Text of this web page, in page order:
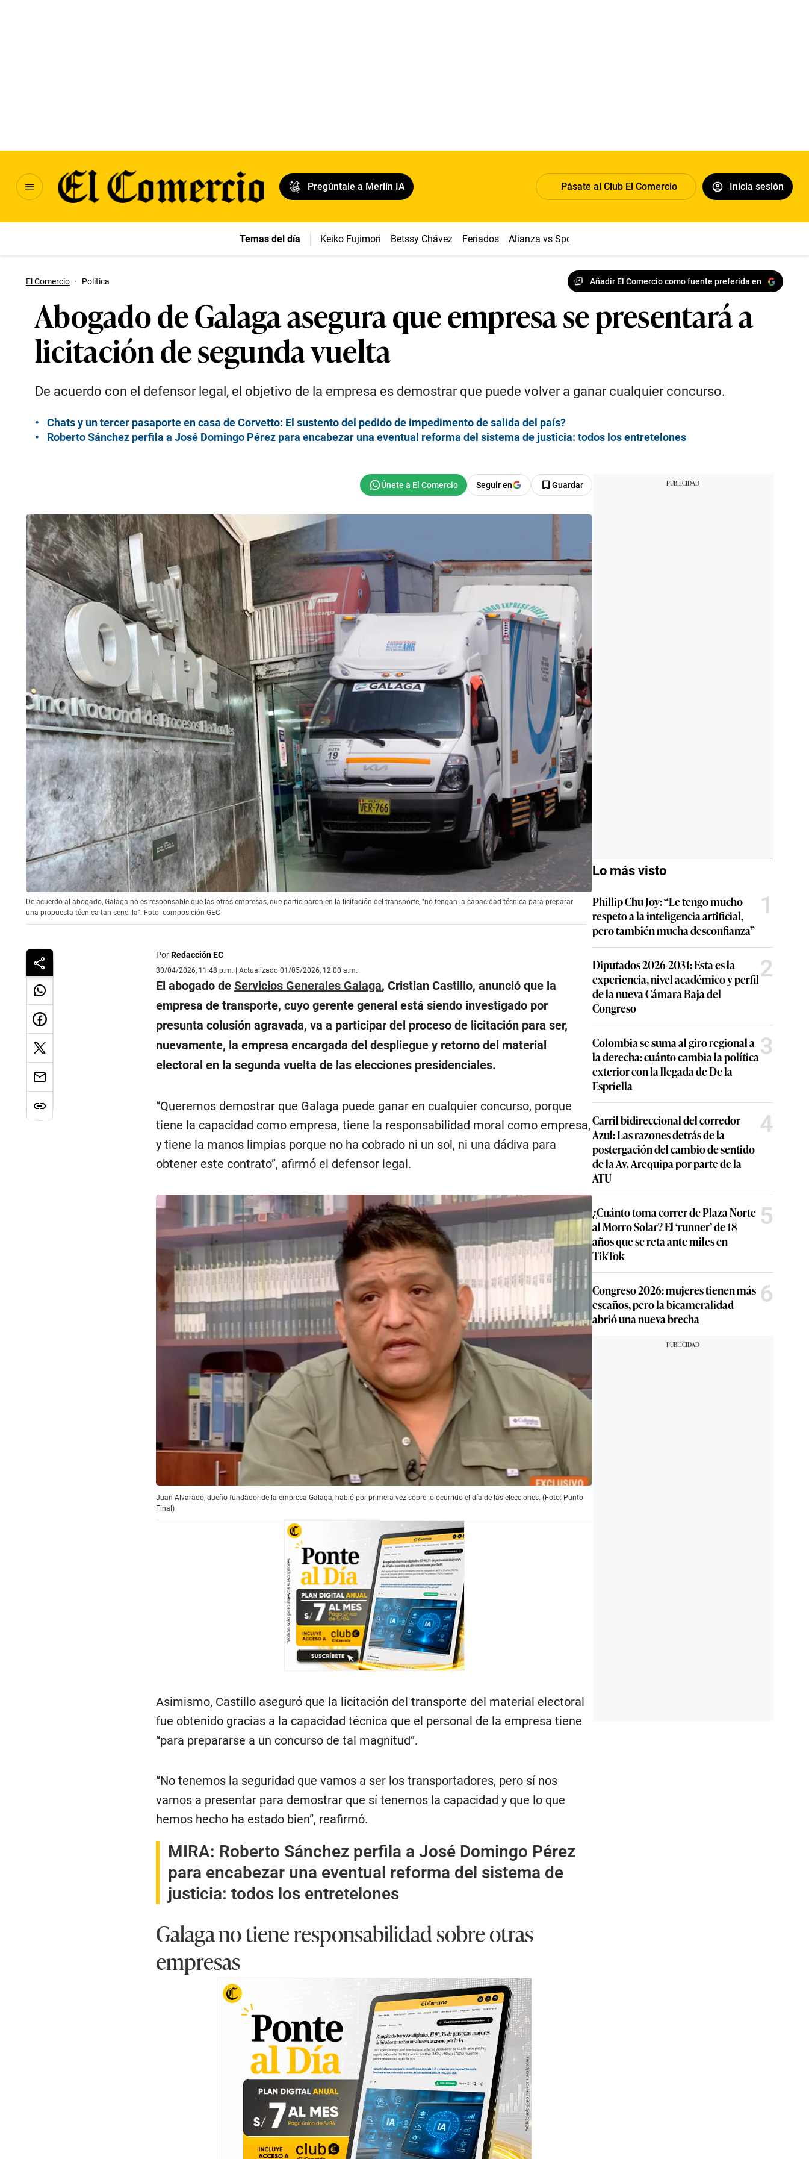
Pregúntale a Merlín IA Pásate al Club El Comercio Inicia sesión
Temas del día Keiko Fujimori Betssy Chávez Feriados Alianza vs Sport Boys
El Comercio · Politica Añadir El Comercio como fuente preferida en
Abogado de Galaga asegura que empresa se presentará a
licitación de segunda vuelta
De acuerdo con el defensor legal, el objetivo de la empresa es demostrar que puede volver a ganar cualquier concurso.
Chats y un tercer pasaporte en casa de Corvetto: El sustento del pedido de impedimento de salida del país?
Roberto Sánchez perfila a José Domingo Pérez para encabezar una eventual reforma del sistema de justicia: todos los entretelones
Seguir en Guardar
De acuerdo al abogado, Galaga no es responsable que las otras empresas, que participaron en la licitación del transporte, "no tengan la capacidad técnica para preparar
una propuesta técnica tan sencilla". Foto: composición GEC
PorRedacción EC
30/04/2026, 11:48 p.m. | Actualizado 01/05/2026, 12:00 a.m.
El abogado de Servicios Generales Galaga, Cristian Castillo, anunció que la
empresa de transporte, cuyo gerente general está siendo investigado por
presunta colusión agravada, va a participar del proceso de licitación para ser,
nuevamente, la empresa encargada del despliegue y retorno del material
electoral en la segunda vuelta de las elecciones presidenciales.
“Queremos demostrar que Galaga puede ganar en cualquier concurso, porque
tiene la capacidad como empresa, tiene la responsabilidad moral como empresa,
y tiene la manos limpias porque no ha cobrado ni un sol, ni una dádiva para
obtener este contrato”, afirmó el defensor legal.
Juan Alvarado, dueño fundador de la empresa Galaga, habló por primera vez sobre lo ocurrido el día de las elecciones. (Foto: Punto
Final)
Asimismo, Castillo aseguró que la licitación del transporte del material electoral
fue obtenido gracias a la capacidad técnica que el personal de la empresa tiene
“para prepararse a un concurso de tal magnitud”.
“No tenemos la seguridad que vamos a ser los transportadores, pero sí nos
vamos a presentar para demostrar que sí tenemos la capacidad y que lo que
hemos hecho ha estado bien”, reafirmó.
MIRA: Roberto Sánchez perfila a José Domingo Pérez
para encabezar una eventual reforma del sistema de
justicia: todos los entretelones
Galaga no tiene responsabilidad sobre otras
empresas
Lo más visto
Phillip Chu Joy: “Le tengo mucho
respeto a la inteligencia artificial,
pero también mucha desconfianza”
1
Diputados 2026-2031: Esta es la
experiencia, nivel académico y perfil
de la nueva Cámara Baja del
Congreso
2
Colombia se suma al giro regional a
la derecha: cuánto cambia la política
exterior con la llegada de De la
Espriella
3
Carril bidireccional del corredor
Azul: Las razones detrás de la
postergación del cambio de sentido
de la Av. Arequipa por parte de la
ATU
4
¿Cuánto toma correr de Plaza Norte
al Morro Solar? El ‘runner’ de 18
años que se reta ante miles en
TikTok
5
Congreso 2026: mujeres tienen más
escaños, pero la bicameralidad
abrió una nueva brecha
6